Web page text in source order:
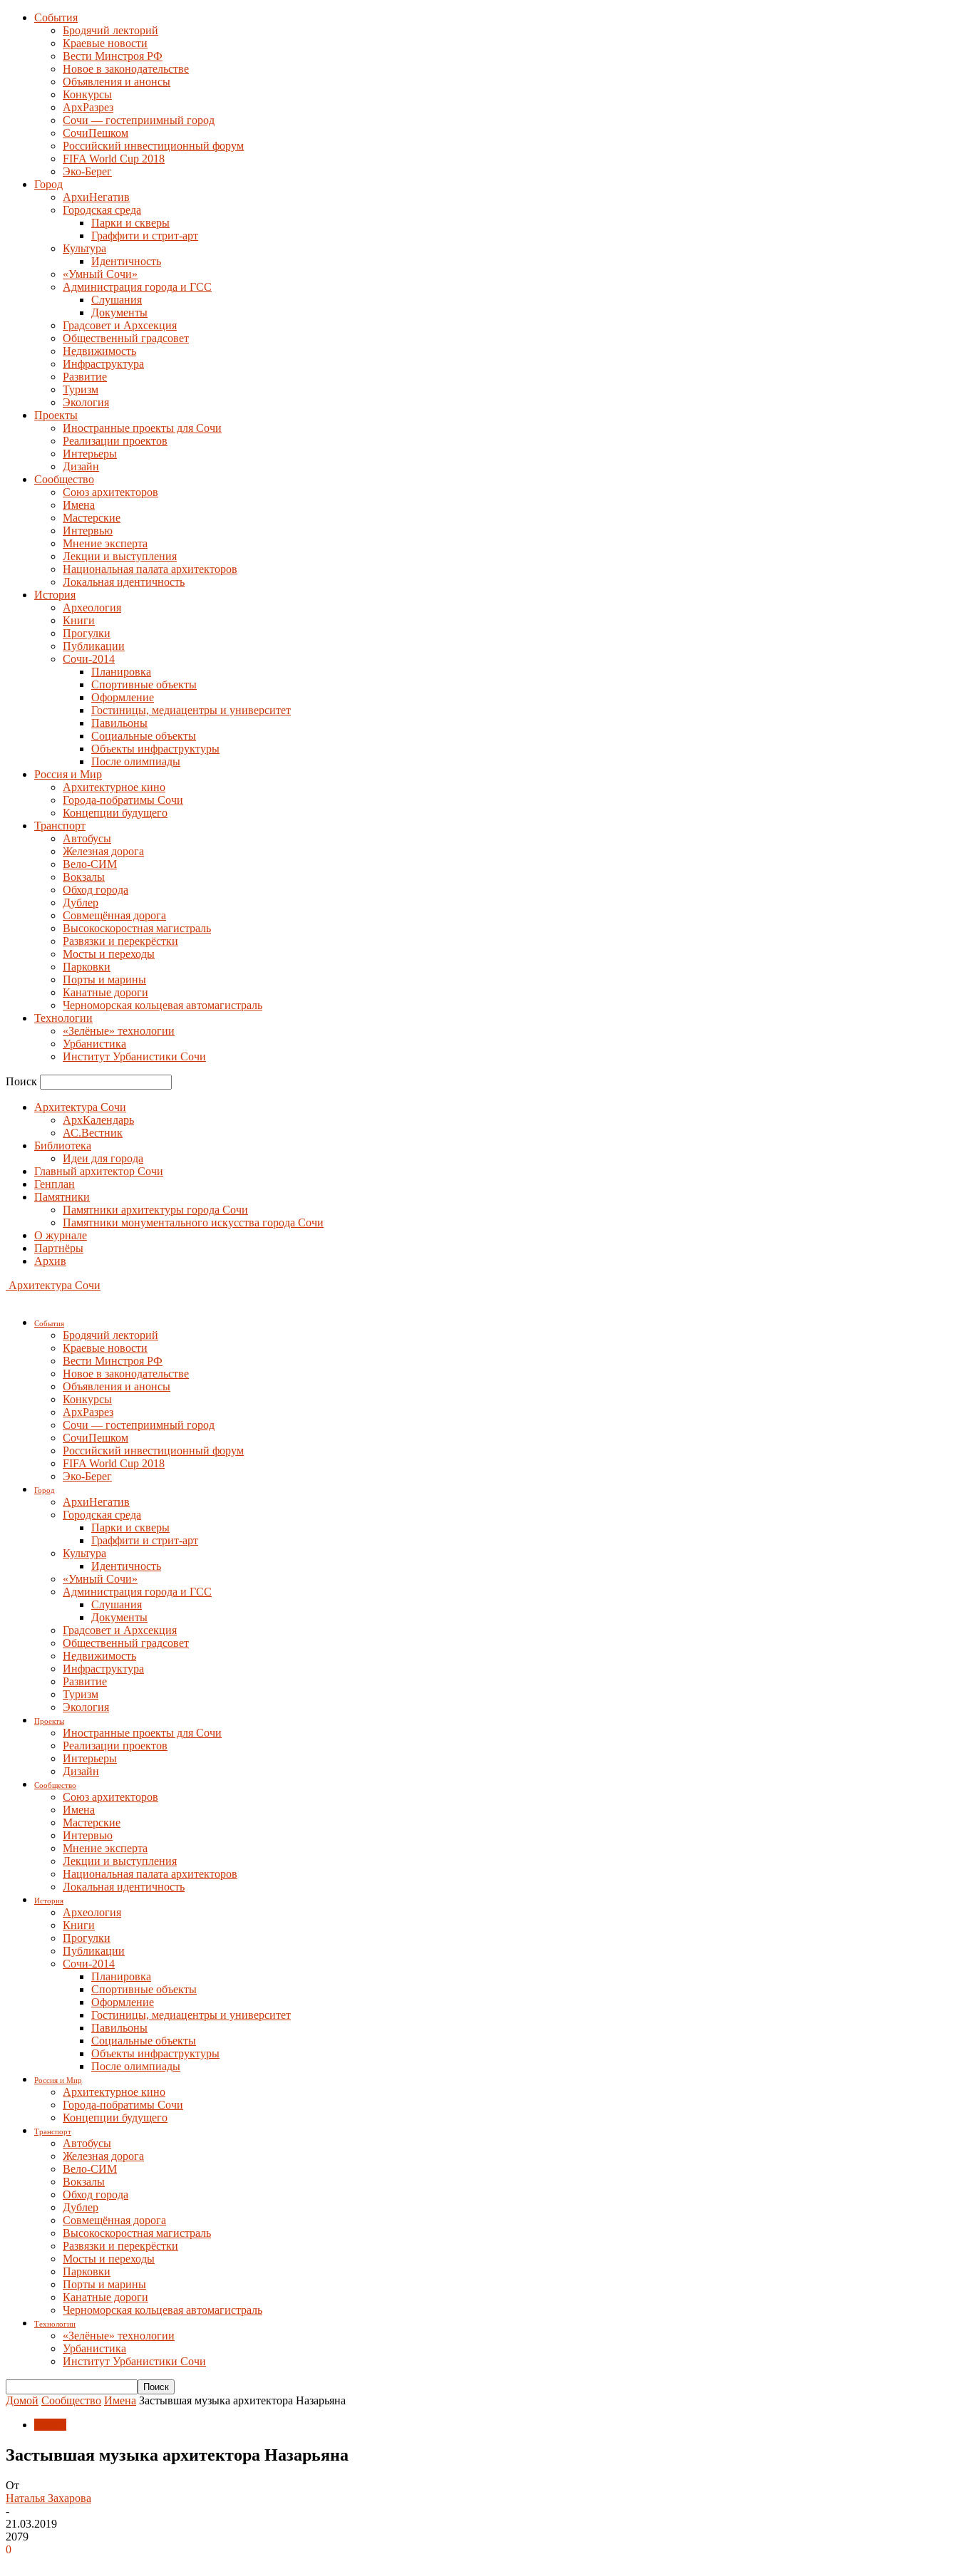
События
Бродячий лекторий
Краевые новости
Вести Минстроя РФ
Новое в законодательстве
Объявления и анонсы
Конкурсы
АрхРазрез
Сочи — гостеприимный город
СочиПешком
Российский инвестиционный форум
FIFA World Cup 2018
Эко-Берег
Город
АрхиНегатив
Городская среда
Парки и скверы
Граффити и стрит-арт
Культура
Идентичность
«Умный Сочи»
Администрация города и ГСС
Слушания
Документы
Градсовет и Архсекция
Общественный градсовет
Недвижимость
Инфраструктура
Развитие
Туризм
Экология
Проекты
Иностранные проекты для Сочи
Реализации проектов
Интерьеры
Дизайн
Сообщество
Союз архитекторов
Имена
Мастерские
Интервью
Мнение эксперта
Лекции и выступления
Национальная палата архитекторов
Локальная идентичность
История
Археология
Книги
Прогулки
Публикации
Сочи-2014
Планировка
Спортивные объекты
Оформление
Гостиницы, медиацентры и университет
Павильоны
Социальные объекты
Объекты инфраструктуры
После олимпиады
Россия и Мир
Архитектурное кино
Города-побратимы Сочи
Концепции будущего
Транспорт
Автобусы
Железная дорога
Вело-СИМ
Вокзалы
Обход города
Дублер
Совмещённая дорога
Высокоскоростная магистраль
Развязки и перекрёстки
Мосты и переходы
Парковки
Порты и марины
Канатные дороги
Черноморская кольцевая автомагистраль
Технологии
«Зелёные» технологии
Урбанистика
Институт Урбанистики Сочи
Поиск
Архитектура Сочи
АрхКалендарь
АС.Вестник
Библиотека
Идеи для города
Главный архитектор Сочи
Генплан
Памятники
Памятники архитектуры города Сочи
Памятники монументального искусства города Сочи
О журнале
Партнёры
Архив
Архитектура Сочи
События
Бродячий лекторий
Краевые новости
Вести Минстроя РФ
Новое в законодательстве
Объявления и анонсы
Конкурсы
АрхРазрез
Сочи — гостеприимный город
СочиПешком
Российский инвестиционный форум
FIFA World Cup 2018
Эко-Берег
Город
АрхиНегатив
Городская среда
Парки и скверы
Граффити и стрит-арт
Культура
Идентичность
«Умный Сочи»
Администрация города и ГСС
Слушания
Документы
Градсовет и Архсекция
Общественный градсовет
Недвижимость
Инфраструктура
Развитие
Туризм
Экология
Проекты
Иностранные проекты для Сочи
Реализации проектов
Интерьеры
Дизайн
Сообщество
Союз архитекторов
Имена
Мастерские
Интервью
Мнение эксперта
Лекции и выступления
Национальная палата архитекторов
Локальная идентичность
История
Археология
Книги
Прогулки
Публикации
Сочи-2014
Планировка
Спортивные объекты
Оформление
Гостиницы, медиацентры и университет
Павильоны
Социальные объекты
Объекты инфраструктуры
После олимпиады
Россия и Мир
Архитектурное кино
Города-побратимы Сочи
Концепции будущего
Транспорт
Автобусы
Железная дорога
Вело-СИМ
Вокзалы
Обход города
Дублер
Совмещённая дорога
Высокоскоростная магистраль
Развязки и перекрёстки
Мосты и переходы
Парковки
Порты и марины
Канатные дороги
Черноморская кольцевая автомагистраль
Технологии
«Зелёные» технологии
Урбанистика
Институт Урбанистики Сочи
Домой Сообщество Имена Застывшая музыка архитектора Назарьяна
Застывшая музыка архитектора Назарьяна
От
Наталья Захарова
-
21.03.2019
2079
0